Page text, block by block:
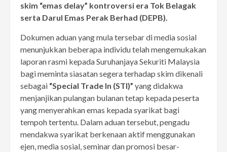
skim “emas delay” kontroversi era Tok Belagak
serta Darul Emas Perak Berhad (DEPB).
Dokumen aduan yang mula tersebar di media sosial
menunjukkan beberapa individu telah mengemukakan
laporan rasmi kepada Suruhanjaya Sekuriti Malaysia
bagi meminta siasatan segera terhadap skim dikenali
sebagai “Special Trade In (STI)” yang didakwa
menjanjikan pulangan bulanan tetap kepada peserta
yang menyerahkan emas kepada syarikat bagi
tempoh tertentu. Dalam aduan tersebut, pengadu
mendakwa syarikat berkenaan aktif menggunakan
ejen, media sosial, seminar dan promosi besar-